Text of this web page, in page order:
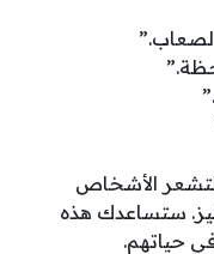
الأشخاص
ستساعدك هذه
حياتهم.